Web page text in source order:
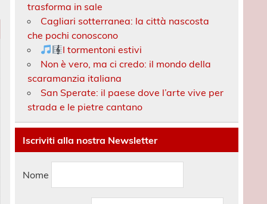
trasforma in sale
Cagliari sotterranea: la città nascosta
che pochi conoscono
I tormentoni estivi
Non è vero, ma ci credo: il mondo della
scaramanzia italiana
San Sperate: il paese dove l’arte vive per
strada e le pietre cantano
Iscriviti alla nostra Newsletter
Nome